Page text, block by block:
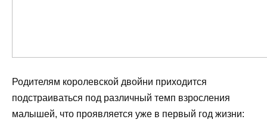
Родителям королевской двойни приходится
подстраиваться под различный темп взросления
малышей, что проявляется уже в первый год жизни: